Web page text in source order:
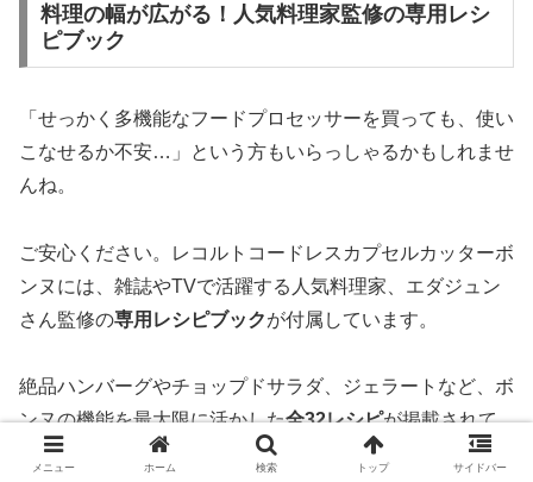
料理の幅が広がる！人気料理家監修の専用レシ
ピブック
「せっかく多機能なフードプロセッサーを買っても、使い
こなせるか不安…」という方もいらっしゃるかもしれませ
んね。
ご安心ください。レコルトコードレスカプセルカッターボ
ンヌには、雑誌やTVで活躍する人気料理家、エダジュン
さん監修の専用レシピブックが付属しています。
絶品ハンバーグやチョップドサラダ、ジェラートなど、ボ
ンヌの機能を最大限に活かした全32レシピが掲載されて
いるんです。
メニュー ホーム 検索 トップ サイドバー